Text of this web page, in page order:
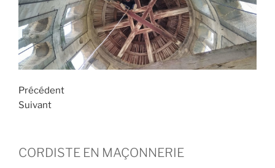
Précédent
Suivant
CORDISTE EN MAÇONNERIE